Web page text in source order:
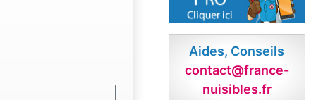
Aides, Conseils
contact@france-
nuisibles.fr